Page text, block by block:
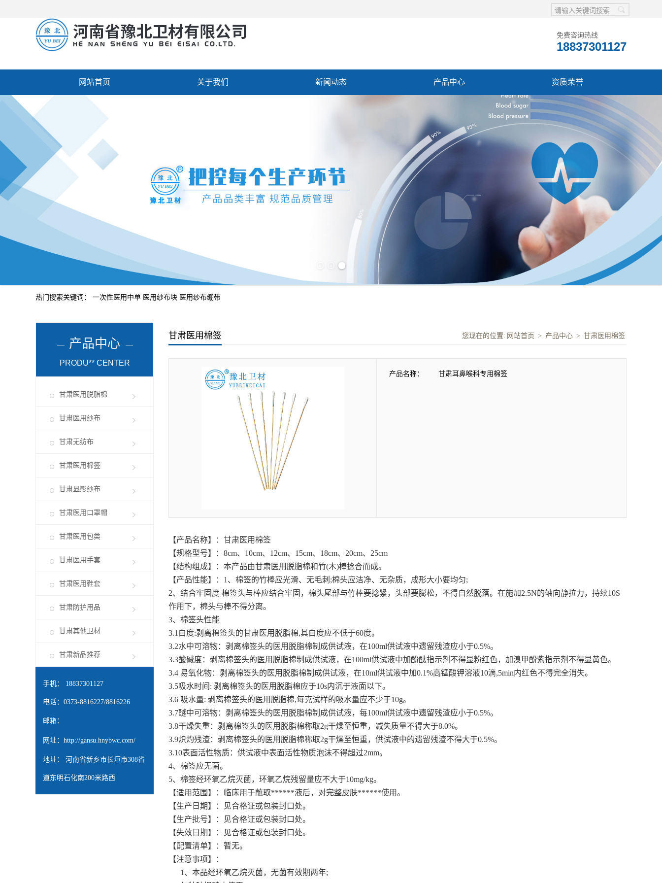
免费咨询热线
18837301127
网站首页 关于我们 新闻动态 产品中心 资质荣誉
厂房设备
热门搜索关键词： 一次性医用中单 医用纱布块 医用纱布绷带
产品中心
PRODU** CENTER
甘肃医用脱脂棉
甘肃医用纱布
甘肃无纺布
甘肃医用棉签
甘肃显影纱布
甘肃医用口罩帽
甘肃医用包类
甘肃医用手套
甘肃医用鞋套
甘肃防护用品
甘肃其他卫材
甘肃新品推荐
手机： 18837301127
电话：0373-8816227/8816226
邮箱：
网址： http://gansu.hnybwc.com/
地址： 河南省新乡市长垣市308省
道东明石化南200米路西
甘肃医用棉签 您现在的位置: 网站首页 > 产品中心 > 甘肃医用棉签
产品名称： 甘肃耳鼻喉科专用棉签
【产品名称】： 甘肃医用棉签
【规格型号】：8cm、10cm、12cm、15cm、18cm、20cm、25cm
【结构组成】：本产品由甘肃医用脱脂棉和竹(木)棒捻合而成。
【产品性能】：1、棉签的竹棒应光滑、无毛刺;棉头应洁净、无杂质，成形大小要均匀;
2、结合牢固度 棉签头与棒应结合牢固，棉头尾部与竹棒要捻紧，头部要膨松，不得自然脱落。在施加2.5N的轴向静拉力，持续10S
作用下，棉头与棒不得分离。
3、棉签头性能
3.1白度:剥离棉签头的甘肃医用脱脂棉,其白度应不低于60度。
3.2水中可溶物：剥离棉签头的医用脱脂棉制成供试液，在100ml供试液中遗留残渣应小于0.5%。
3.3酸碱度：剥离棉签头的医用脱脂棉制成供试液，在100ml供试液中加酚酞指示剂不得显粉红色，加溴甲酚紫指示剂不得显黄色。
3.4 易氧化物：剥离棉签头的医用脱脂棉制成供试液，在10ml供试液中加0.1%高锰酸钾溶液10滴,5min内红色不得完全消失。
3.5吸水时间: 剥离棉签头的医用脱脂棉应于10s内沉于液面以下。
3.6 吸水量: 剥离棉签头的医用脱脂棉,每克试样的吸水量应不少于10g。
3.7醚中可溶物：剥离棉签头的医用脱脂棉制成供试液，每100ml供试液中遗留残渣应小于0.5%。
3.8干燥失重：剥离棉签头的医用脱脂棉称取2g干燥至恒重，减失质量不得大于8.0%。
3.9炽灼残渣：剥离棉签头的医用脱脂棉称取2g干燥至恒重，供试液中的遗留残渣不得大于0.5%。
3.10表面活性物质：供试液中表面活性物质泡沫不得超过2mm。
4、棉签应无菌。
5、棉签经环氧乙烷灭菌，环氧乙烷残留量应不大于10mg/kg。
【适用范围】：临床用于蘸取******液后，对完整皮肤******使用。
【生产日期】：见合格证或包装封口处。
【生产批号】：见合格证或包装封口处。
【失效日期】：见合格证或包装封口处。
【配置清单】：暂无。
【注意事项】：
1、本品经环氧乙烷灭菌，无菌有效期两年;